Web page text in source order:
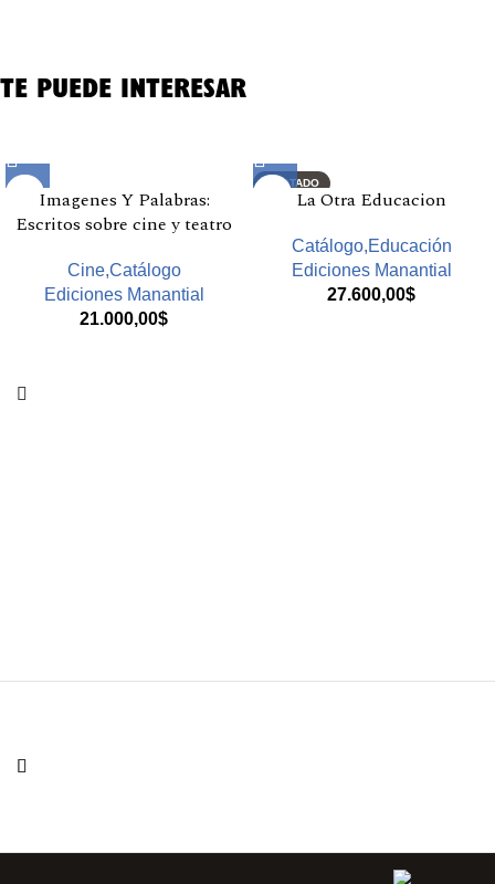
TE PUEDE INTERESAR
Imagenes Y Palabras:
Escritos sobre cine y teatro
Cine,Catálogo
Ediciones Manantial
21.000,00$
AGOTADO
La Otra Educacion
Catálogo,Educación
Ediciones Manantial
27.600,00$